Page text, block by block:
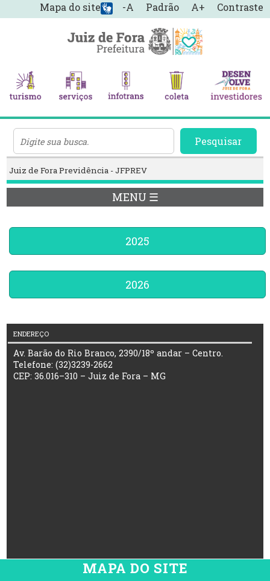
-A Padrão A+ Contraste
Mapa do site
Pesquisar
Juiz de Fora Previdência - JFPREV
MENU ☰
2025
2026
ENDEREÇO
Av. Barão do Rio Branco, 2390/18º andar – Centro.
Telefone: (32)3239-2662
CEP: 36.016–310 – Juiz de Fora – MG
MAPA DO SITE